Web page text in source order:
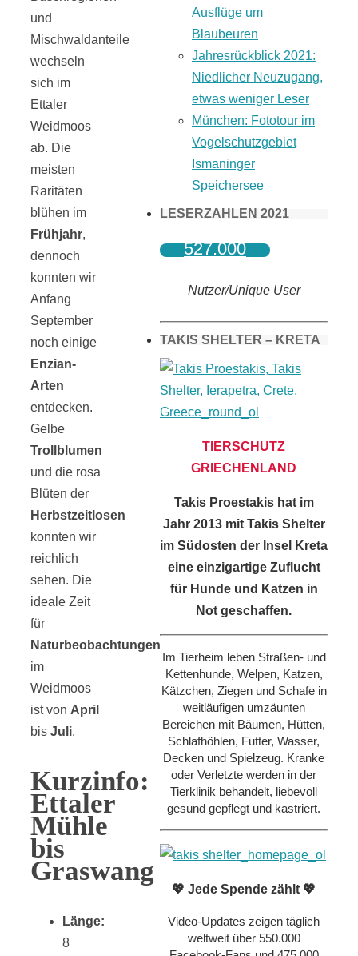
und
Mischwaldanteile
wechseln
sich im
Ettaler
Weidmoos
ab. Die
meisten
Raritäten
blühen im
Frühjahr,
dennoch
konnten wir
Anfang
September
noch einige
Enzian-
Arten
entdecken.
Gelbe
Trollblumen
und die rosa
Blüten der
Herbstzeitlosen
konnten wir
reichlich
sehen. Die
ideale Zeit
für
Naturbeobachtungen
im
Weidmoos
ist von April
bis Juli.
Kurzinfo:
Ettaler
Mühle
bis
Graswang
Länge:
8
Ausflüge um
Blaubeuren
Jahresrückblick 2021:
Niedlicher Neuzugang,
etwas weniger Leser
München: Fototour im
Vogelschutzgebiet
Ismaninger
Speichersee
LESERZAHLEN 2021
527.000
Nutzer/Unique User
TAKIS SHELTER – KRETA
TIERSCHUTZ
GRIECHENLAND
Takis Proestakis hat im
Jahr 2013 mit Takis Shelter
im Südosten der Insel Kreta
eine einzigartige Zuflucht
für Hunde und Katzen in
Not geschaffen.
Im Tierheim leben Straßen- und
Kettenhunde, Welpen, Katzen,
Kätzchen, Ziegen und Schafe in
weitläufigen umzäunten
Bereichen mit Bäumen, Hütten,
Schlafhöhlen, Futter, Wasser,
Decken und Spielzeug. Kranke
oder Verletzte werden in der
Tierklinik behandelt, liebevoll
gesund gepflegt und kastriert.
💖 Jede Spende zählt 💖
Video-Updates zeigen täglich
weltweit über 550.000